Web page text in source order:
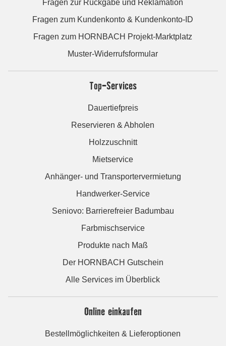
Fragen zur Rückgabe und Reklamation
Fragen zum Kundenkonto & Kundenkonto-ID
Fragen zum HORNBACH Projekt-Marktplatz
Muster-Widerrufsformular
Top-Services
Dauertiefpreis
Reservieren & Abholen
Holzzuschnitt
Mietservice
Anhänger- und Transportervermietung
Handwerker-Service
Seniovo: Barrierefreier Badumbau
Farbmischservice
Produkte nach Maß
Der HORNBACH Gutschein
Alle Services im Überblick
Online einkaufen
Bestellmöglichkeiten & Lieferoptionen